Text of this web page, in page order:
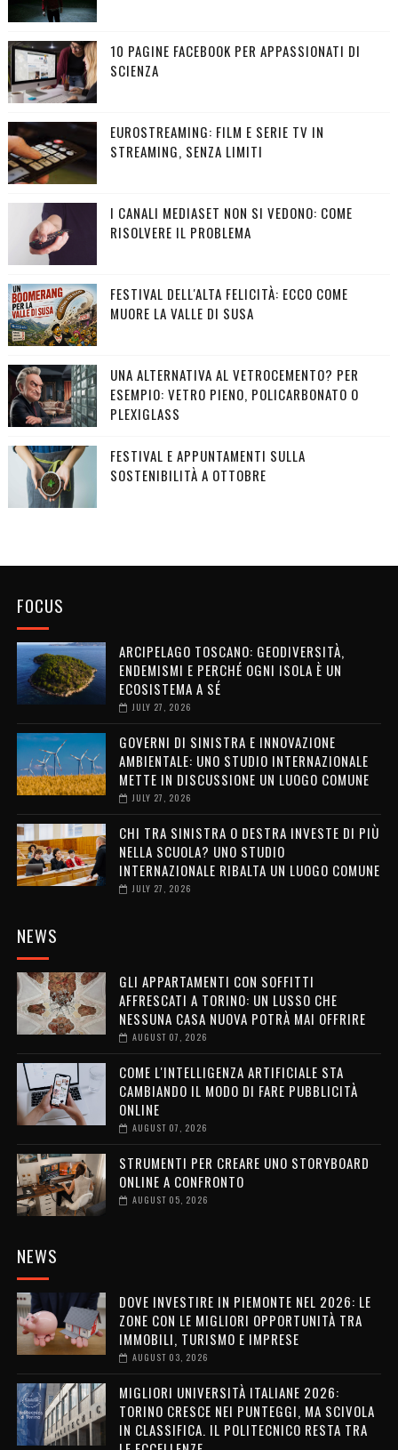
10 PAGINE FACEBOOK PER APPASSIONATI DI
SCIENZA
EUROSTREAMING: FILM E SERIE TV IN
STREAMING, SENZA LIMITI
I CANALI MEDIASET NON SI VEDONO: COME
RISOLVERE IL PROBLEMA
FESTIVAL DELL'ALTA FELICITÀ: ECCO COME
MUORE LA VALLE DI SUSA
UNA ALTERNATIVA AL VETROCEMENTO? PER
ESEMPIO: VETRO PIENO, POLICARBONATO O
PLEXIGLASS
FESTIVAL E APPUNTAMENTI SULLA
SOSTENIBILITÀ A OTTOBRE
FOCUS
ARCIPELAGO TOSCANO: GEODIVERSITÀ,
ENDEMISMI E PERCHÉ OGNI ISOLA È UN
ECOSISTEMA A SÉ
JULY 27, 2026
GOVERNI DI SINISTRA E INNOVAZIONE
AMBIENTALE: UNO STUDIO INTERNAZIONALE
METTE IN DISCUSSIONE UN LUOGO COMUNE
JULY 27, 2026
CHI TRA SINISTRA O DESTRA INVESTE DI PIÙ
NELLA SCUOLA? UNO STUDIO
INTERNAZIONALE RIBALTA UN LUOGO COMUNE
JULY 27, 2026
NEWS
GLI APPARTAMENTI CON SOFFITTI
AFFRESCATI A TORINO: UN LUSSO CHE
NESSUNA CASA NUOVA POTRÀ MAI OFFRIRE
AUGUST 07, 2026
COME L'INTELLIGENZA ARTIFICIALE STA
CAMBIANDO IL MODO DI FARE PUBBLICITÀ
ONLINE
AUGUST 07, 2026
STRUMENTI PER CREARE UNO STORYBOARD
ONLINE A CONFRONTO
AUGUST 05, 2026
NEWS
DOVE INVESTIRE IN PIEMONTE NEL 2026: LE
ZONE CON LE MIGLIORI OPPORTUNITÀ TRA
IMMOBILI, TURISMO E IMPRESE
AUGUST 03, 2026
MIGLIORI UNIVERSITÀ ITALIANE 2026:
TORINO CRESCE NEI PUNTEGGI, MA SCIVOLA
IN CLASSIFICA. IL POLITECNICO RESTA TRA